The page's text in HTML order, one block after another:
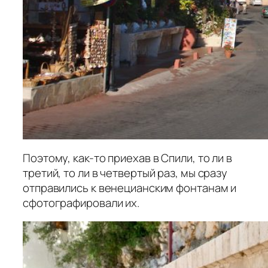
Поэтому, как-то приехав в Спили, то ли в
третий, то ли в четвертый раз, мы сразу
отправились к венецианским фонтанам и
сфотографировали их.